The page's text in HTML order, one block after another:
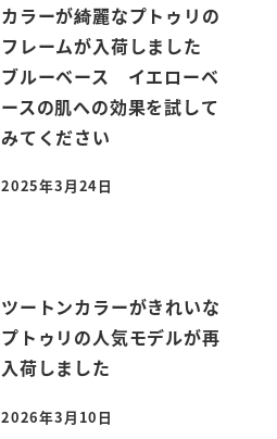
カラーが綺麗なプトゥリの
フレームが入荷しました
ブルーベース イエローベ
ースの肌への効果を試して
みてください
投稿日
2025年3月24日
ツートンカラーがきれいな
プトゥリの人気モデルが再
入荷しました
投稿日
2026年3月10日